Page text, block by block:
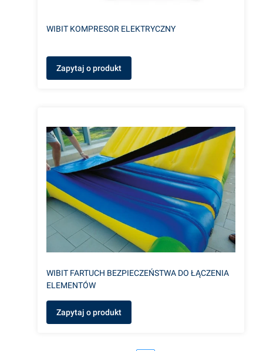
WIBIT KOMPRESOR ELEKTRYCZNY
Zapytaj o produkt
WIBIT FARTUCH BEZPIECZEŃSTWA DO ŁĄCZENIA
ELEMENTÓW
Zapytaj o produkt